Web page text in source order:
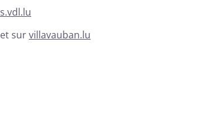
survillavauban.lu